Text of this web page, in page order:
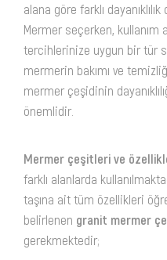
alana göre farklı
Mermer seçerken, kullanım
tercihlerinize uygun bir tür
mermerin bakımı ve
mermer çeşidinin
önemlidir.
Mermer çeşitleri ve
farklı alanlarda
taşına ait tüm özellikleri
belirlenen granit mermer
gerekmektedir;